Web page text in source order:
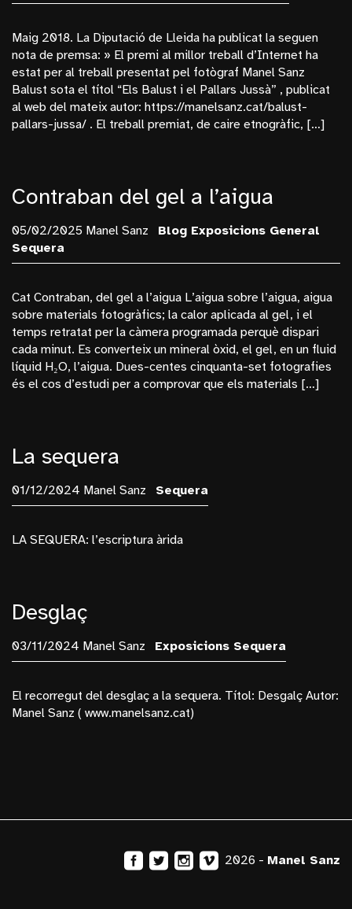
Maig 2018. La Diputació de Lleida ha publicat la seguen
nota de premsa: » El premi al millor treball d’Internet ha
estat per al treball presentat pel fotògraf Manel Sanz
Balust sota el títol “Els Balust i el Pallars Jussà” , publicat
al web del mateix autor: https://manelsanz.cat/balust-
pallars-jussa/ . El treball premiat, de caire etnogràfic, […]
Contraban del gel a l’aigua
05/02/2025 Manel Sanz Blog Exposicions General
Sequera
Cat Contraban, del gel a l’aigua L’aigua sobre l’aigua, aigua
sobre materials fotogràfics; la calor aplicada al gel, i el
temps retratat per la càmera programada perquè dispari
cada minut. Es converteix un mineral òxid, el gel, en un fluid
líquid H₂O, l’aigua. Dues-centes cinquanta-set fotografies
és el cos d’estudi per a comprovar que els materials […]
La sequera
01/12/2024 Manel Sanz Sequera
LA SEQUERA: l’escriptura àrida
Desglaç
03/11/2024 Manel Sanz Exposicions Sequera
El recorregut del desglaç a la sequera. Títol: Desgalç Autor:
Manel Sanz ( www.manelsanz.cat)
2026 - Manel Sanz